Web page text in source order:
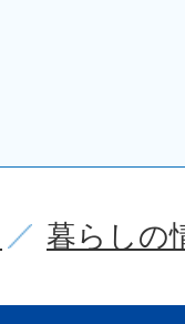
暮らしの